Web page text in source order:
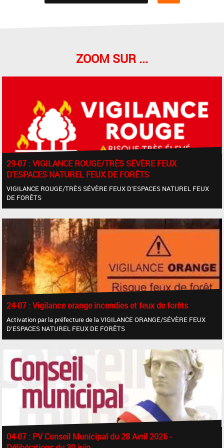
ZOOM SUR ...
29-07 : VIGILANCE ROUGE/TRÈS SÉVÈRE FEUX
D’ESPACES NATUREL FEUX DE FORÊTS
VIGILANCE ROUGE/TRÈS SÉVÈRE FEUX D’ESPACES NATUREL FEUX
DE FORÊTS
24-07 : Vigilance orange incendies et feux de forêts
Activation par la préfecture de la VIGILANCE ORANGE/SÉVÈRE FEUX
D’ESPACES NATUREL FEUX DE FORÊTS
04-07 : PV Conseil Municipal du 28 Avril 2026 -